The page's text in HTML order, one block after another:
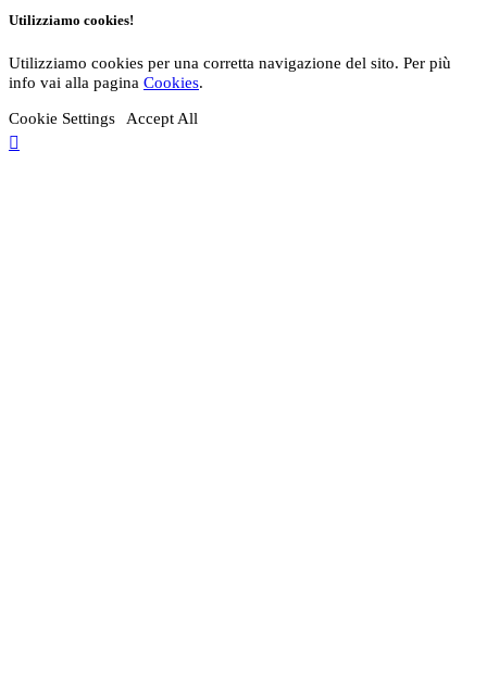
Utilizziamo cookies!
Utilizziamo cookies per una corretta navigazione del sito. Per più
info vai alla pagina Cookies.
Cookie Settings Accept All